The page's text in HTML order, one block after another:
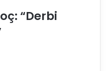
“Derbi